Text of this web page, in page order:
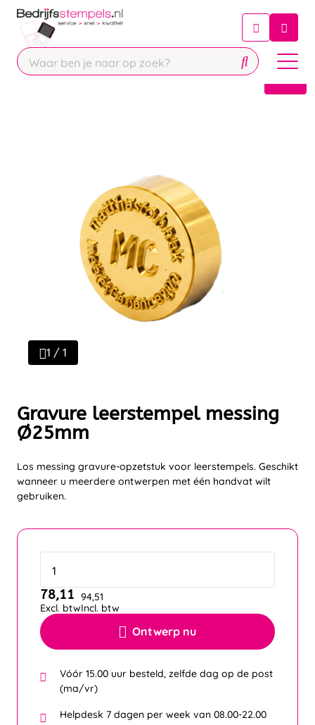
Chatbot
Chat 24/7 met onze chatbot voor
Contact
1 / 1
Gravure leerstempel messing
Ø25mm
Los messing gravure-opzetstuk voor leerstempels. Geschikt
wanneer u meerdere ontwerpen met één handvat wilt
gebruiken.
Ontwerp nu
78,11
Excl. btw
94,51
Incl. btw
Vóór 15.00 uur besteld, zelfde dag op de post
(ma/vr)
Helpdesk 7 dagen per week van 08.00-22.00